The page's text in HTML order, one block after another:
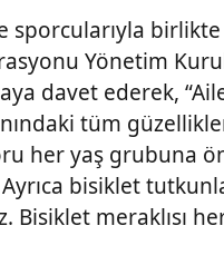
sporcularıyla
Yönetim
davet ederek,
tüm
her yaş grubuna
bisiklet
Bisiklet meraklısı